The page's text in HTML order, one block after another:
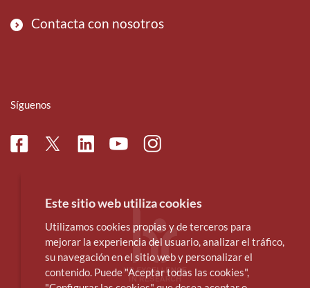
Contacta con nosotros
Síguenos
FacebookTwitterLinkedinYoutubeInstagram
Este sitio web utiliza cookies
Utilizamos cookies propias y de terceros para
mejorar la experiencia del usuario, analizar el tráfico,
su navegación en el sitio web y personalizar el
contenido. Puede "Aceptar todas las cookies",